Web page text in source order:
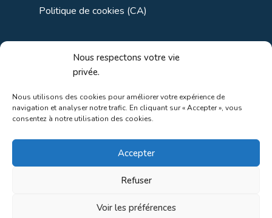
Nous respectons votre vie
privée.
Nous utilisons des cookies pour améliorer votre expérience de
navigation et analyser notre trafic. En cliquant sur « Accepter », vous
consentez à notre utilisation des cookies.
Accepter
Refuser
Voir les préférences
Politique de cookies (CA)
Liens utiles
Liens régionaux
Liens gouvernements
Liens touristiques
Au coeur de la nature!